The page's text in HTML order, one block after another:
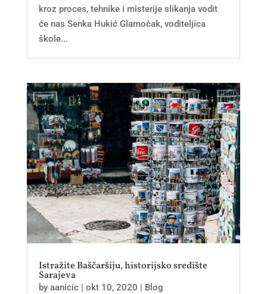
kroz proces, tehnike i misterije slikanja vodit
će nas Senka Hukić Glamočak, voditeljica
škole...
Istražite Baščaršiju, historijsko središte
Sarajeva
by aanicic| okt 10, 2020 | Blog